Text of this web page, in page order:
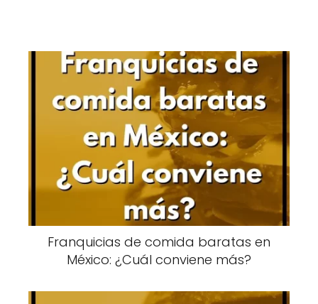
Franquicias de comida baratas en
México: ¿Cuál conviene más?